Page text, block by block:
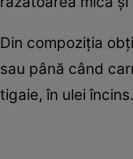
Din compoziția
sau până când
tigaie, în ulei încins.